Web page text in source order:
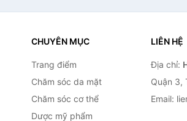
CHUYÊN MỤC
Trang điểm
Chăm sóc da mặt
Chăm sóc cơ thể
Dược mỹ phẩm
LIÊN HỆ
Địa chỉ:
Quận 3,
Email: